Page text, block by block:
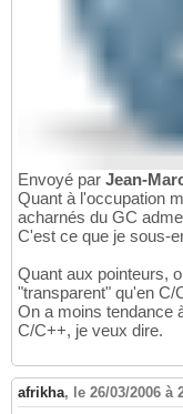
Envoyé par Jean-
Quant à l'occupation
acharnés du GC
C'est ce que je sous-
Quant aux pointeurs,
"transparent" qu'en C/
On a moins tendance
C/C++, je veux dire.
afrikha, le 26/03/2006 à